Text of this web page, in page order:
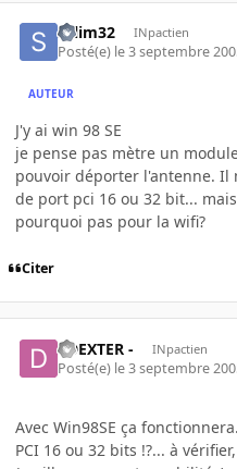
salim32 INpactien
Posté(e) le 3 septembre
AUTEUR
J'y ai win 98 SE
je pense pas mètre un
pouvoir déporter l'antenne. Il
de port pci 16 ou 32 bit...
pourquoi pas pour la wifi?
Citer
- DEXTER - INpactien
Posté(e) le 3 septembre
Avec Win98SE ça fonctionnera.
PCI 16 ou 32 bits !?... à